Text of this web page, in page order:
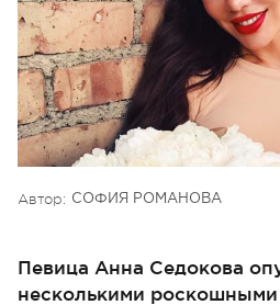
Автор: СОФИЯ РОМАНОВА
Певица Анна Седокова
несколькими роскошными